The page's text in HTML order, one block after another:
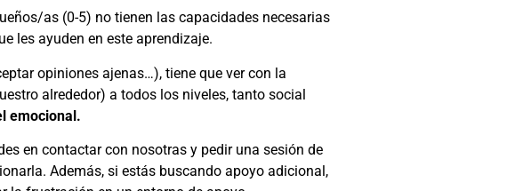
as (0-5) no tienen las capacidades necesarias
les ayuden en este aprendizaje.
opiniones ajenas…), tiene que ver con la
alrededor) a todos los niveles, tanto social
emocional.
en contactar con nosotras y pedir una sesión de
Además, si estás buscando apoyo adicional,